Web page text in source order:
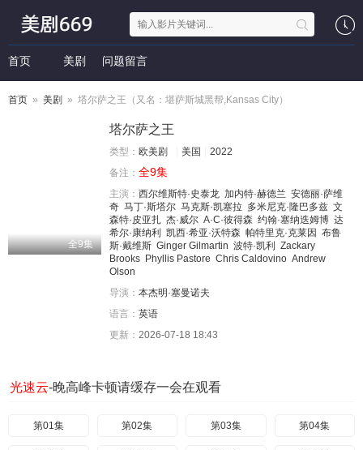
首页 美剧 问题留言
首页 » 美剧 » 塔尔萨之王（又名：堪萨斯城黑帮,Kansas City）
全9集
塔尔萨之王
类型： 欧美剧 美国
2022
备注： 全9集
主演： 西尔维斯特·史泰龙 加内特·赫德兰 安德丽·萨维
奇 马丁·斯塔尔 马克斯·凯塞拉 多米尼克·隆巴多兹 文
森特·皮亚扎 杰·威尔 A·C·彼得森 约翰·塞纳迭姆博 达
希尔·康纳利
凯西·希亚·沃特森 帕特里克·克莱因 布鲁
斯·戴维斯 Ginger Gilmartin 波特·凯利
Zackary
Brooks Phyllis Pastore Chris Caldovino Andrew
Olson
导演： 本杰明·塞曼诺夫
语言： 英语
更新： 2026-07-18 18:43
光速云-晚高峰卡顿请缓存一会在观看
第01集 第02集 第03集 第04集